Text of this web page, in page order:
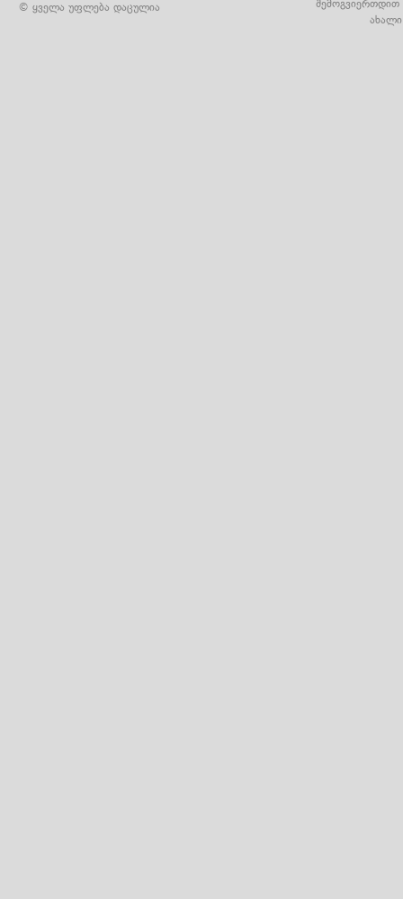
© ყველა უფლება დაცულია
შემოგვიერთდით
ახალი